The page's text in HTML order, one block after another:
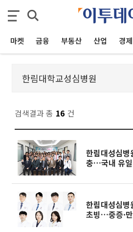
마켓 금융 부동산 산업 경제
검색결과 총 16 건
한림대성심병
충…국내 유일
한림대성심병
초빙…중증·